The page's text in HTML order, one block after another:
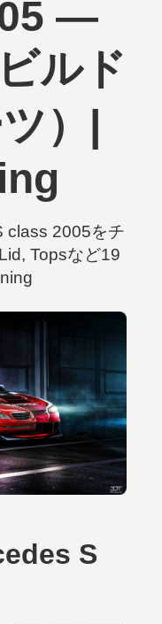
—
ルド
）|
class 2005をチ
Topsなど19
S